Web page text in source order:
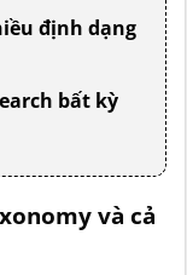
định dạng
bất kỳ
và cả